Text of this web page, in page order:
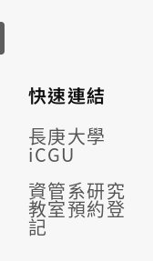
快速連結
長庚大學
iCGU
資管系研究
教室預約登
記